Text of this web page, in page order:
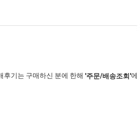
후기는 구매하신 분에 한해 '주문/배송조회'